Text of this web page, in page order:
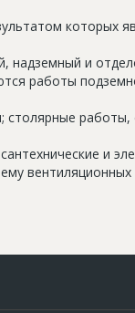
которых
надземный и
работы
столярные работы,
и
вентиляционных